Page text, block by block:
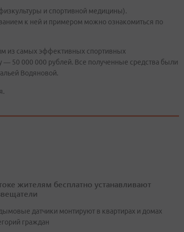
и спортивной медицины).
к ней и примером можно ознакомиться по
из самых эффективных спортивных
50 000 000 рублей. Все полученные средства были
Водяновой.
жителям бесплатно устанавливают
датчики монтируют в квартирах и домах
граждан